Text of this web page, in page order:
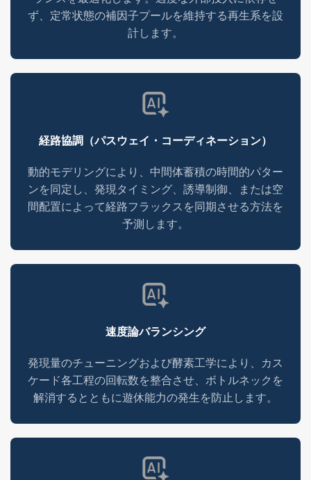
ず、定常状態の補因子プールを維持する再生系を設
計します。
経路協調（パスウェイ・コーディネーション）
動的モデリングにより、中間体蓄積の時間的パター
ンを同定し、発現タイミング、誘導制御、または空
間配置によって経路フラックスを同期させる方法を
予測します。
速度論バランシング
発現量のチューニングおよび酵素工学により、カス
ケード各工程の回転数を整合させ、ボトルネックを
解消するとともに遊休能力の発生を防止します。